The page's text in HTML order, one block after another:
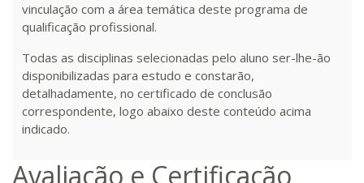
vinculação com a área temática deste programa de
qualificação profissional.
Todas as disciplinas selecionadas pelo aluno ser-lhe-ão
disponibilizadas para estudo e constarão,
detalhadamente, no certificado de conclusão
correspondente, logo abaixo deste conteúdo acima
indicado.
Avaliação e Certificação